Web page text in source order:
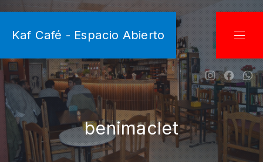
Kaf Café - Espacio Abierto
NewNew
benimaclet